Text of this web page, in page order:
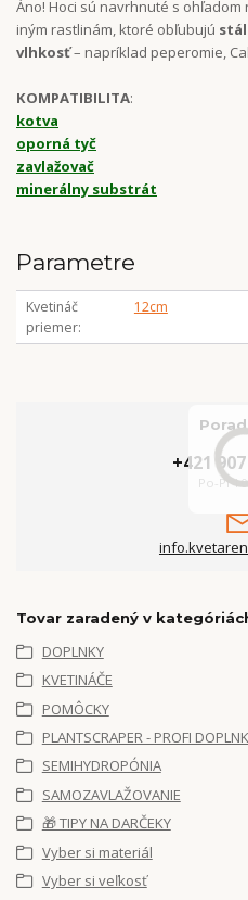
Áno! Hoci sú navrhnuté s ohľadom
iným rastlinám, ktoré obľubujú
vlhkosť– napríklad peperomie,
KOMPATIBILITA:
kotva
oporná tyč
zavlažovač
minerálny substrát
Parametre
Kvetináč
priemer
12cm
+421
Po-Pi
Tovar zaradený v
DOPLNKY
KVETINÁČE
POMÔCKY
PLANTSCRAPER - PROFI
SEMIHYDROPÓNIA
SAMOZAVLAŽOVANIE
🎁 TIPY NA DARČEKY
Vyber si materiál
Vyber si veľkosť